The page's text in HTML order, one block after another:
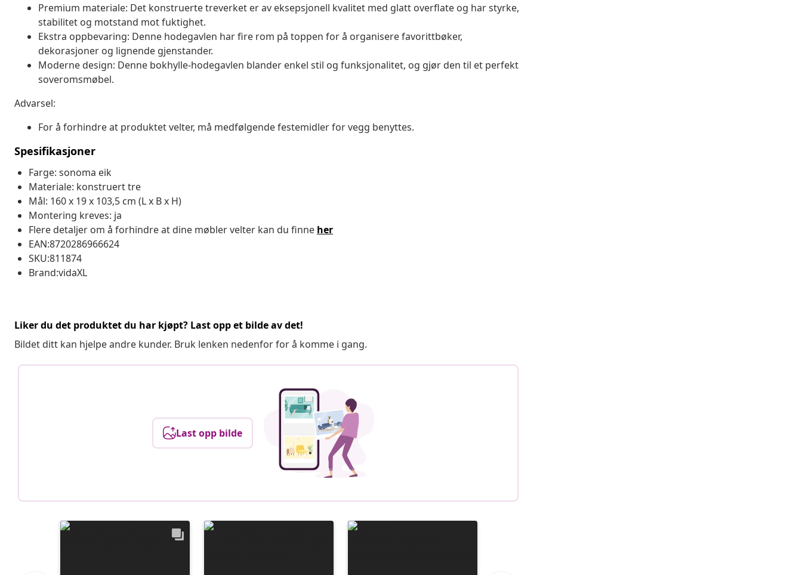
Premium materiale: Det konstruerte treverket er av eksepsjonell kvalitet med glatt overflate og har styrke,
stabilitet og motstand mot fuktighet.
Ekstra oppbevaring: Denne hodegavlen har fire rom på toppen for å organisere favorittbøker,
dekorasjoner og lignende gjenstander.
Moderne design: Denne bokhylle-hodegavlen blander enkel stil og funksjonalitet, og gjør den til et perfekt
soveromsmøbel.
Advarsel:
For å forhindre at produktet velter, må medfølgende festemidler for vegg benyttes.
Spesifikasjoner
Farge: sonoma eik
Materiale: konstruert tre
Mål: 160 x 19 x 103,5 cm (L x B x H)
Montering kreves: ja
Flere detaljer om å forhindre at dine møbler velter kan du finne her
EAN:8720286966624
SKU:811874
Brand:vidaXL
Liker du det produktet du har kjøpt? Last opp et bilde av det!
Bildet ditt kan hjelpe andre kunder. Bruk lenken nedenfor for å komme i gang.
Last opp bilde